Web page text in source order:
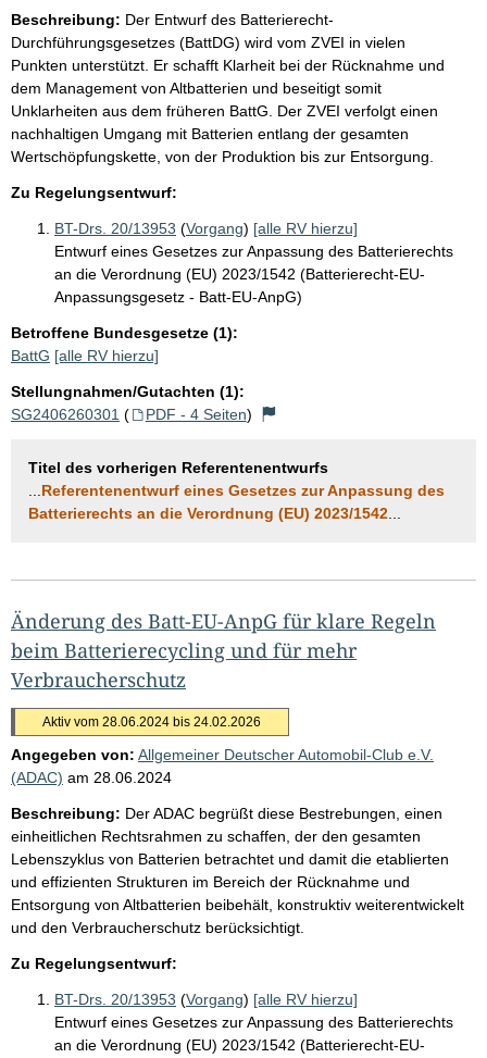
Beschreibung: Der Entwurf des Batterierecht-
Durchführungsgesetzes (BattDG) wird vom ZVEI in vielen
Punkten unterstützt. Er schafft Klarheit bei der Rücknahme und
dem Management von Altbatterien und beseitigt somit
Unklarheiten aus dem früheren BattG. Der ZVEI verfolgt einen
nachhaltigen Umgang mit Batterien entlang der gesamten
Wertschöpfungskette, von der Produktion bis zur Entsorgung.
Zu Regelungsentwurf:
BT-Drs. 20/13953 (Vorgang) [alle RV hierzu]
Entwurf eines Gesetzes zur Anpassung des Batterierechts
an die Verordnung (EU) 2023/1542 (Batterierecht-EU-
Anpassungsgesetz - Batt-EU-AnpG)
Betroffene Bundesgesetze (1):
BattG [alle RV hierzu]
Stellungnahmen/Gutachten (1):
SG2406260301 ( PDF - 4 Seiten)
Titel des vorherigen Referentenentwurfs
Referentenentwurf eines Gesetzes zur Anpassung des
Batterierechts an die Verordnung (EU) 2023/1542
Änderung des Batt-EU-AnpG für klare Regeln
beim Batterierecycling und für mehr
Verbraucherschutz
Aktiv vom 28.06.2024 bis 24.02.2026
Angegeben von: Allgemeiner Deutscher Automobil-Club e.V.
(ADAC) am 28.06.2024
Beschreibung: Der ADAC begrüßt diese Bestrebungen, einen
einheitlichen Rechtsrahmen zu schaffen, der den gesamten
Lebenszyklus von Batterien betrachtet und damit die etablierten
und effizienten Strukturen im Bereich der Rücknahme und
Entsorgung von Altbatterien beibehält, konstruktiv weiterentwickelt
und den Verbraucherschutz berücksichtigt.
Zu Regelungsentwurf:
BT-Drs. 20/13953 (Vorgang) [alle RV hierzu]
Entwurf eines Gesetzes zur Anpassung des Batterierechts
an die Verordnung (EU) 2023/1542 (Batterierecht-EU-